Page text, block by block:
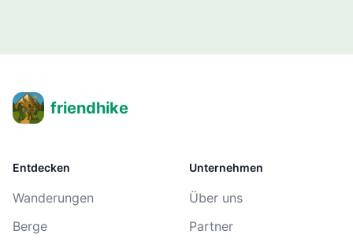
friendhike
Entdecken
Wanderungen
Berge
Unternehmen
Über uns
Partner